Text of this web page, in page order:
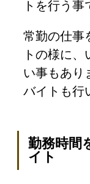
トを行う
常勤の仕事
トの様に
い事もあり
バイトも行
勤務時間
イト